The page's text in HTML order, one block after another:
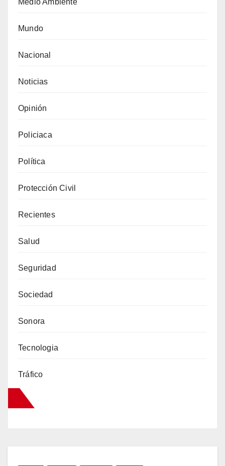
Mundo
Nacional
Noticias
Opinión
Policiaca
Política
Protección Civil
Recientes
Salud
Seguridad
Sociedad
Sonora
Tecnologia
Tráfico